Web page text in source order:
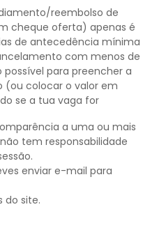
reembolso de
cheque oferta) apenas é
de antecedência mínima
com menos de
para preencher a
(ou colocar o valor em
se a tua vaga for
a uma ou mais
tem responsabilidade
enviar e-mail para
do site.